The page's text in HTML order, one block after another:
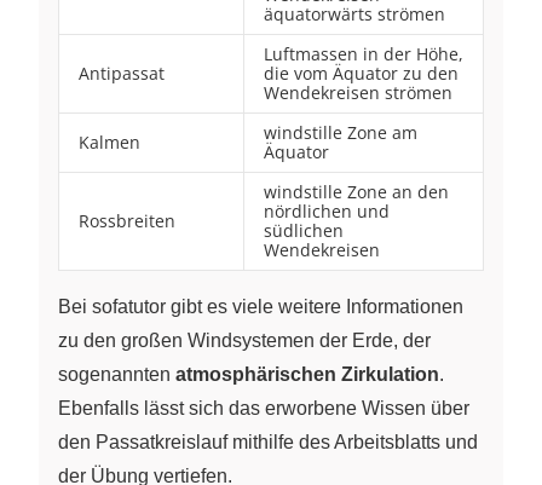
äquatorwärts strömen
Antipassat
Luftmassen in der Höhe,
die vom Äquator zu den
Wendekreisen strömen
Kalmen
windstille Zone am
Äquator
Rossbreiten
windstille Zone an den
nördlichen und
südlichen
Wendekreisen
Bei sofatutor gibt es viele weitere Informationen
zu den großen Windsystemen der Erde, der
sogenannten atmosphärischen Zirkulation.
Ebenfalls lässt sich das erworbene Wissen über
den Passatkreislauf mithilfe des Arbeitsblatts und
der Übung vertiefen.